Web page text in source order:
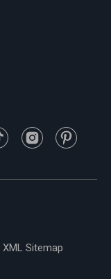
XML Sitemap